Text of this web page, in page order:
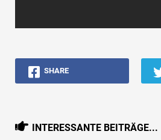
SHARE
INTERESSANTE BEITRÄGE...